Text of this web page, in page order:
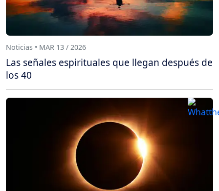
Noticias • MAR 13 / 2026
Las señales espirituales que llegan después de
los 40